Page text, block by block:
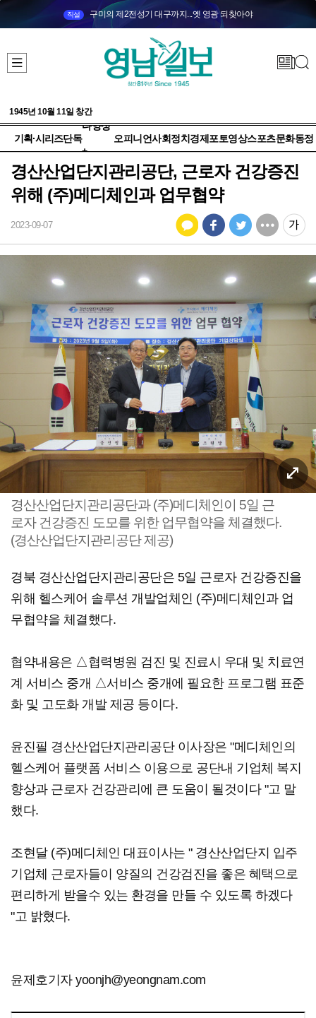
직설 구미의 제2전성기 대구까지...옛 영광 되찾아야
1945년 10월 11일 창간
기획·시리즈단독
다양성
+
오피니언사회정치 경제 포토영상스포츠문화동정
경산산업단지관리공단, 근로자 건강증진
위해 (주)메디체인과 업무협약
2023-09-07
경산산업단지관리공단과 (주)메디체인이 5일 근
로자 건강증진 도모를 위한 업무협약을 체결했다.
(경산산업단지관리공단 제공)
경북 경산산업단지관리공단은 5일 근로자 건강증진을
위해 헬스케어 솔루션 개발업체인 (주)메디체인과 업
무협약을 체결했다.
협약내용은 △협력병원 검진 및 진료시 우대 및 치료연
계 서비스 중개 △서비스 중개에 필요한 프로그램 표준
화 및 고도화 개발 제공 등이다.
윤진필 경산산업단지관리공단 이사장은 "메디체인의
헬스케어 플랫폼 서비스 이용으로 공단내 기업체 복지
향상과 근로자 건강관리에 큰 도움이 될것이다 "고 말
했다.
조현달 (주)메디체인 대표이사는 " 경산산업단지 입주
기업체 근로자들이 양질의 건강검진을 좋은 혜택으로
편리하게 받을수 있는 환경을 만들 수 있도록 하겠다
"고 밝혔다.
윤제호기자 yoonjh@yeongnam.com